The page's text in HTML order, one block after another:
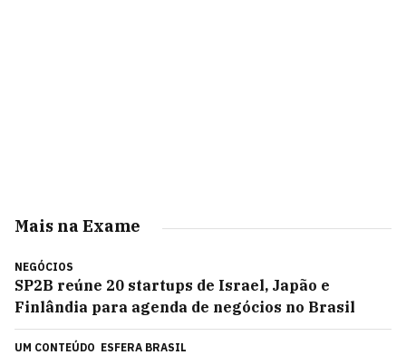
Mais na Exame
NEGÓCIOS
SP2B reúne 20 startups de Israel, Japão e
Finlândia para agenda de negócios no Brasil
UM CONTEÚDO ESFERA BRASIL